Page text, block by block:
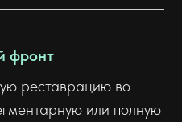
фронт
реставрацию во
или полную